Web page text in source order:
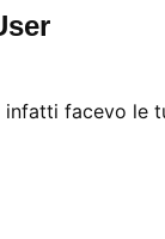
dice:
facevo le